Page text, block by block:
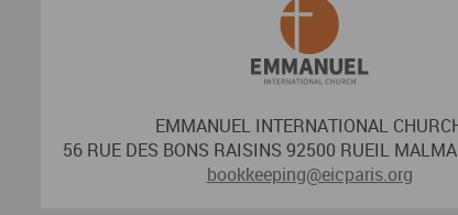
EMMANUEL INTERNATIONAL
56 RUE DES BONS RAISINS 92500 RUEIL
bookkeeping@eicparis.org